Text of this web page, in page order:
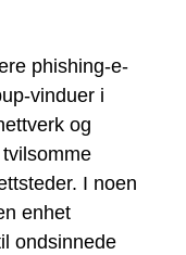
phishing-e-
vinduer i
og
I noen
enhet
ondsinnede